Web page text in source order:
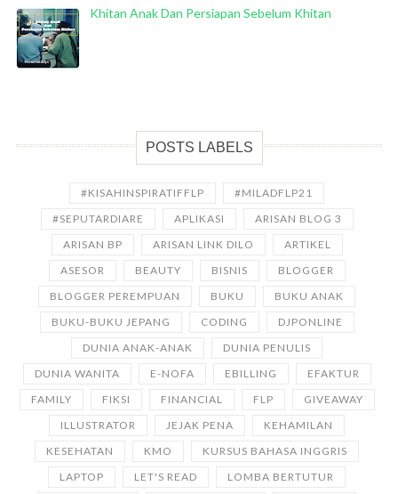
Khitan Anak Dan Persiapan Sebelum Khitan
POSTS LABELS
#KISAHINSPIRATIFFLP
#MILADFLP21
#SEPUTARDIARE
APLIKASI
ARISAN BLOG 3
ARISAN BP
ARISAN LINK DILO
ARTIKEL
ASESOR
BEAUTY BISNIS
BLOGGER
BLOGGER PEREMPUAN
BUKU
BUKU ANAK
BUKU-BUKU JEPANG
CODING
DJPONLINE
DUNIA ANAK-ANAK
DUNIA PENULIS
DUNIA WANITA
E-NOFA EBILLING
EFAKTUR
FAMILY
FIKSI FINANCIAL FLP
GIVEAWAY
ILLUSTRATOR
JEJAK PENA
KEHAMILAN
KESEHATAN
KMO
KURSUS BAHASA INGGRIS
LAPTOP
LET'S READ
LOMBA BERTUTUR